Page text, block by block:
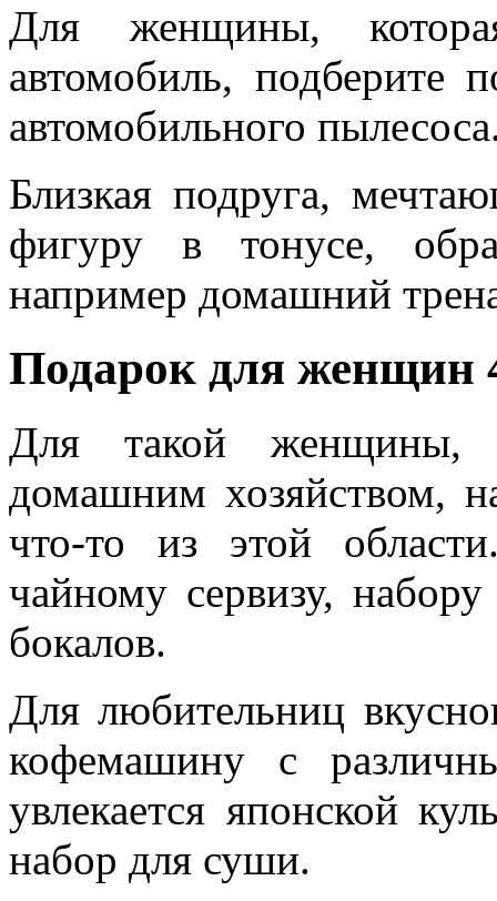
Для женщины,
автомобиль, подберите
автомобильного
Близкая подруга,
фигуру в тонусе,
например домашний
Подарок для женщин
Для такой женщины,
домашним хозяйством,
что-то из этой
чайному сервизу,
бокалов.
Для любительниц
кофемашину с
увлекается японской
набор для суши.